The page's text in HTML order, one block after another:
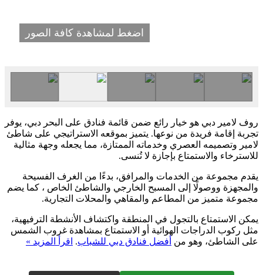
اضغط لمشاهدة كافة الصور
روف لامير دبي هو خيار رائع ضمن قائمة فنادق على البحر دبي، يوفر
تجربة إقامة فريدة من نوعها. يتميز بموقعه الاستراتيجي على شاطئ
لامير وتصميمه العصري وخدماته الممتازة، مما يجعله وجهة مثالية
للاسترخاء والاستمتاع بإجازة لا تُنسى.
يقدم مجموعة من الخدمات والمرافق، بدءًا من الغرف الفسيحة
والمجهزة ووصولًا إلى المسبح الخارجي والشاطئ الخاص ، كما يضم
مجموعة متميز من المطاعم والمقاهي والمحلات التجارية.
يمكن الاستمتاع بالتجول في المنطقة واكتشاف الأنشطة الترفيهية،
مثل ركوب الدراجات الهوائية أو الاستمتاع بمشاهدة غروب الشمس
على الشاطئ، وهو من أفضل فنادق دبي للشباب. اقرأ المزيد »